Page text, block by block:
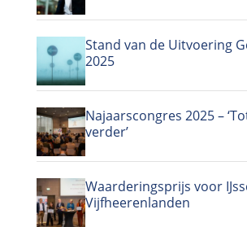
Stand van de Uitvoering
2025
Najaarscongres 2025 –
verder’
Waarderingsprijs voor
Vijfheerenlanden